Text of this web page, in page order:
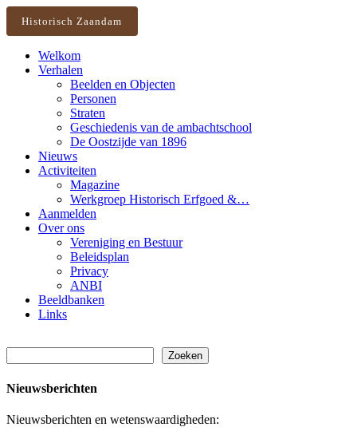
Historisch Zaandam
Welkom
Verhalen
Beelden en Objecten
Personen
Straten
Geschiedenis van de ambachtschool
De Oostzijde van 1896
Nieuws
Activiteiten
Magazine
Werkgroep Historisch Erfgoed &…
Aanmelden
Over ons
Vereniging en Bestuur
Beleidsplan
Privacy
ANBI
Beeldbanken
Links
Zoeken
Nieuwsberichten
Nieuwsberichten en wetenswaardigheden: